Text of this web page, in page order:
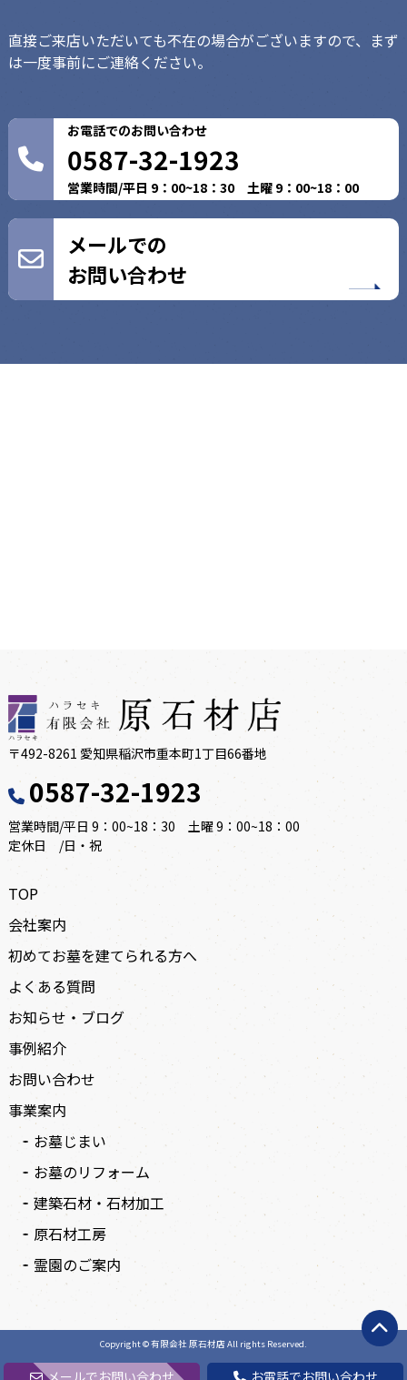
メールでお問い合わせ お電話でお問い合わせ
直接ご来店いただいても不在の場合がございますので、まず
は一度事前にご連絡ください。
お電話でのお問い合わせ
0587-32-1923
営業時間/平日 9：00~18：30 土曜 9：00~18：00
メールでの
お問い合わせ
〒492-8261 愛知県稲沢市重本町1丁目66番地
0587-32-1923
営業時間/平日 9：00~18：30 土曜 9：00~18：00
定休日 /日・祝
TOP
会社案内
初めてお墓を建てられる方へ
よくある質問
お知らせ・ブログ
事例紹介
お問い合わせ
事業案内
お墓じまい
お墓のリフォーム
建築石材・石材加工
原石材工房
霊園のご案内
Copyright © 有限会社 原石材店 All rights Reserved.